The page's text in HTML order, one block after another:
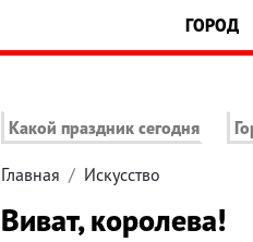
ГОРОД
Какой праздник сегодня
Главная Искусство
Виват, королева!